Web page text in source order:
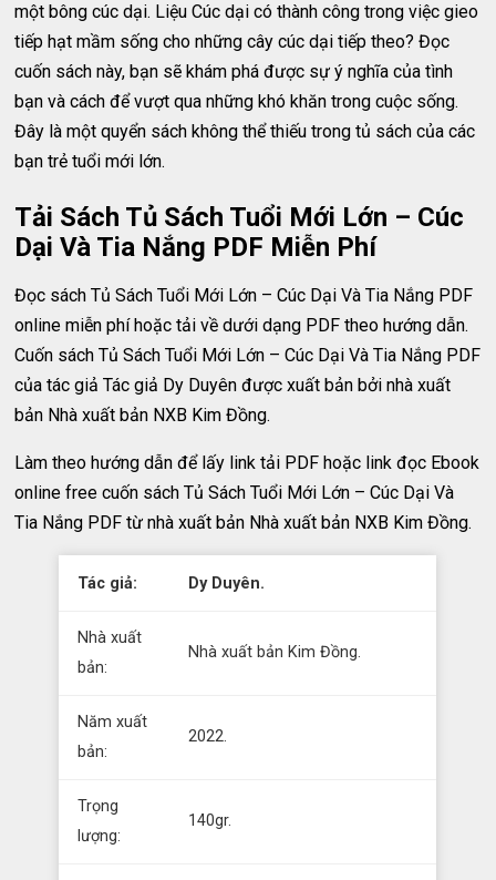
một bông cúc dại. Liệu Cúc dại có thành công trong việc gieo
tiếp hạt mầm sống cho những cây cúc dại tiếp theo? Đọc
cuốn sách này, bạn sẽ khám phá được sự ý nghĩa của tình
bạn và cách để vượt qua những khó khăn trong cuộc sống.
Đây là một quyển sách không thể thiếu trong tủ sách của các
bạn trẻ tuổi mới lớn.
Tải Sách Tủ Sách Tuổi Mới Lớn – Cúc
Dại Và Tia Nắng PDF Miễn Phí
Đọc sách Tủ Sách Tuổi Mới Lớn – Cúc Dại Và Tia Nắng PDF
online miễn phí hoặc tải về dưới dạng PDF theo hướng dẫn.
Cuốn sách Tủ Sách Tuổi Mới Lớn – Cúc Dại Và Tia Nắng PDF
của tác giả Tác giả Dy Duyên được xuất bản bởi nhà xuất
bản Nhà xuất bản NXB Kim Đồng.
Làm theo hướng dẫn để lấy link tải PDF hoặc link đọc Ebook
online free cuốn sách Tủ Sách Tuổi Mới Lớn – Cúc Dại Và
Tia Nắng PDF từ nhà xuất bản Nhà xuất bản NXB Kim Đồng.
Tác giả: Dy Duyên.
Nhà xuất
bản:
Nhà xuất bản Kim Đồng.
Năm xuất
bản:
2022.
Trọng
lượng:
140gr.